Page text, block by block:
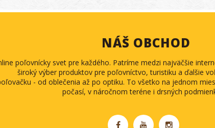
NÁŠ OBCHOD
poľovnícky svet pre každého. Patríme medzi najväčšie
široký výber produktov pre poľovníctvo, turistiku a ďalšie
- od oblečenia až po optiku. To všetko na jednom
počasí, v náročnom teréne i drsných